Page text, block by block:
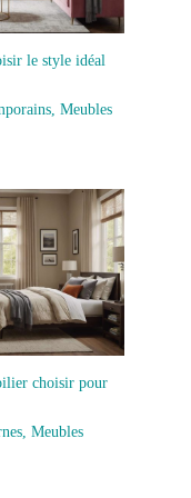
le style idéal
, Meubles
choisir pour
Meubles